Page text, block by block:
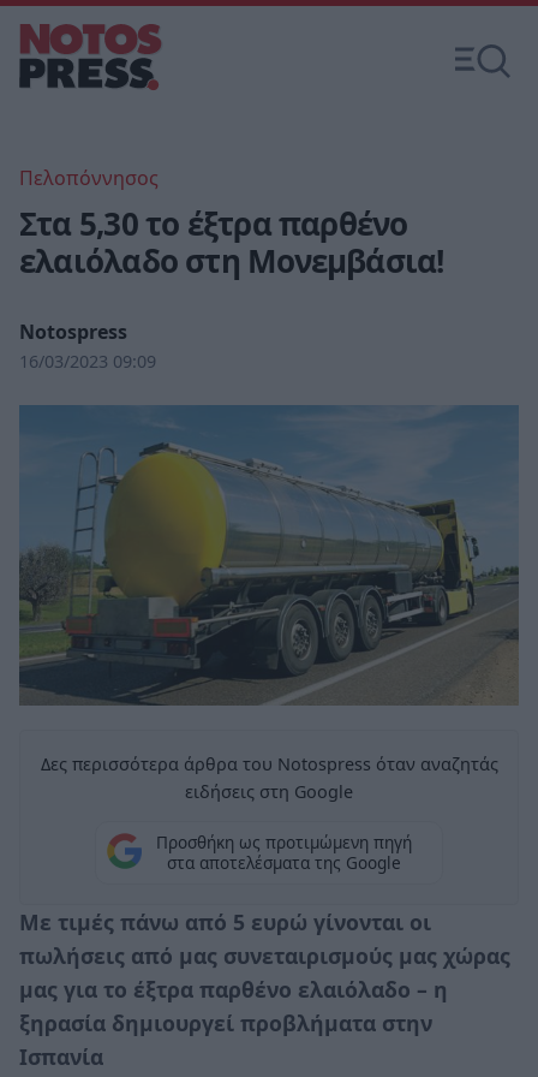
Πελοπόννησος
Στα 5,30 το έξτρα παρθένο
ελαιόλαδο στη Μονεμβάσια!
Notospress
16/03/2023 09:09
Δες περισσότερα άρθρα του Notospress όταν αναζητάς
ειδήσεις στη Google
Προσθήκη ως προτιμώμενη πηγή
στα αποτελέσματα της Google
Με τιμές πάνω από 5 ευρώ γίνονται οι
πωλήσεις από μας συνεταιρισμούς μας χώρας
μας για το έξτρα παρθένο ελαιόλαδο – η
ξηρασία δημιουργεί προβλήματα στην
Ισπανία